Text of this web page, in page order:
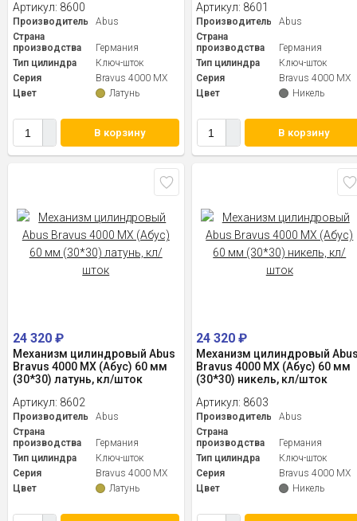
Артикул: 8600
Производитель
Abus
Страна
производства
Германия
Тип цилиндра
Ключ-шток
Серия
Bravus 4000 MX
Цвет
Латунь
В корзину
Артикул: 8601
Производитель
Abus
Страна
производства
Германия
Тип цилиндра
Ключ-шток
Серия
Bravus 4000 MX
Цвет
Никель
В корзину
24 320 ₽
Механизм цилиндровый Abus
Bravus 4000 MX (Абус) 60 мм
(30*30) латунь, кл/шток
Артикул: 8602
Производитель
Abus
Страна
производства
Германия
Тип цилиндра
Ключ-шток
Серия
Bravus 4000 MX
Цвет
Латунь
24 320₽
Механизм цилиндровый
Bravus 4000 MX (Абус) 60 мм
(30*30) никель, кл/шток
Артикул: 8603
Производитель
Abus
Страна
производства
Германия
Тип цилиндра
Ключ-шток
Серия
Bravus 4000 MX
Цвет
Никель